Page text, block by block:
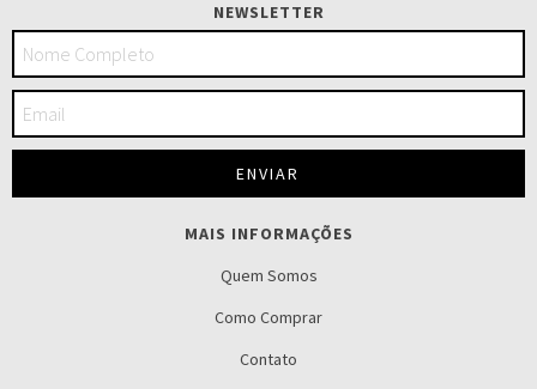
NEWSLETTER
MAIS INFORMAÇÕES
Quem Somos
Como Comprar
Contato